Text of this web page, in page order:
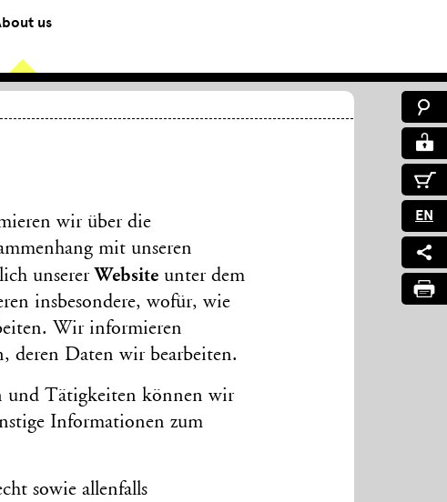
us
EN
wir über die
mit unseren
unserer Website unter dem
insbesondere, wofür, wie
Wir informieren
deren Daten wir bearbeiten.
und Tätigkeiten können wir
Informationen zum
sowie allen­falls